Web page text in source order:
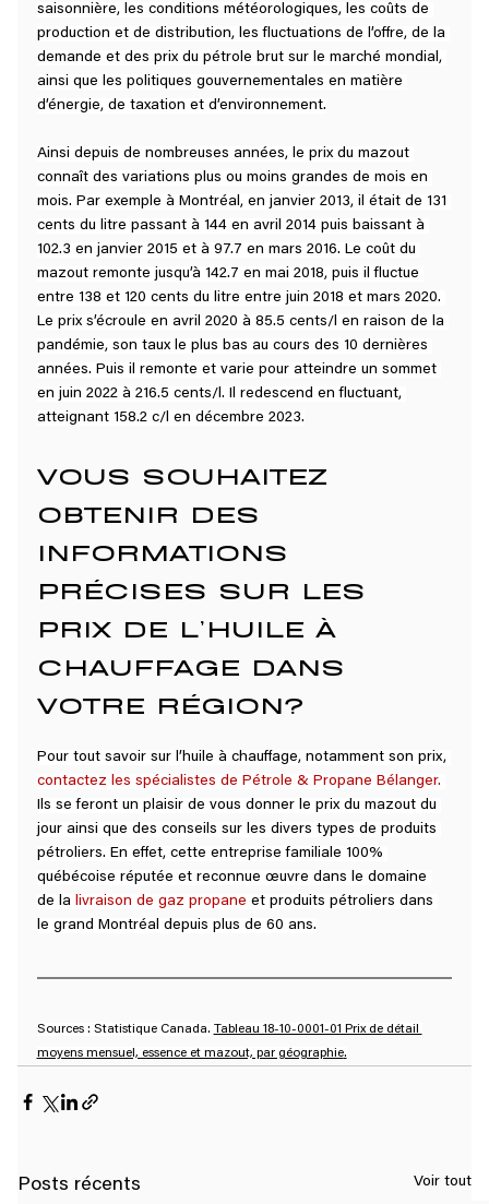
saisonnière, les conditions météorologiques, les coûts de
production et de distribution, les fluctuations de l’offre, de la
demande et des prix du pétrole brut sur le marché mondial,
ainsi que les politiques gouvernementales en matière
d’énergie, de taxation et d’environnement.
Ainsi depuis de nombreuses années, le prix du mazout
connaît des variations plus ou moins grandes de mois en
mois. Par exemple à Montréal, en janvier 2013, il était de 131
cents du litre passant à 144 en avril 2014 puis baissant à
102.3 en janvier 2015 et à 97.7 en mars 2016. Le coût du
mazout remonte jusqu’à 142.7 en mai 2018, puis il fluctue
entre 138 et 120 cents du litre entre juin 2018 et mars 2020.
Le prix s’écroule en avril 2020 à 85.5 cents/l en raison de la
pandémie, son taux le plus bas au cours des 10 dernières
années. Puis il remonte et varie pour atteindre un sommet
en juin 2022 à 216.5 cents/l. Il redescend en fluctuant,
atteignant 158.2 c/l en décembre 2023.
VOUS SOUHAITEZ
OBTENIR DES
INFORMATIONS
PRÉCISES SUR LES
PRIX DE L’HUILE À
CHAUFFAGE DANS
VOTRE RÉGION?
Pour tout savoir sur l’huile à chauffage, notamment son prix,
contactez les spécialistes de Pétrole & Propane Bélanger.
Ils se feront un plaisir de vous donner le prix du mazout du
jour ainsi que des conseils sur les divers types de produits
pétroliers. En effet, cette entreprise familiale 100%
québécoise réputée et reconnue œuvre dans le domaine
de la livraison de gaz propane et produits pétroliers dans
le grand Montréal depuis plus de 60 ans.
Sources : Statistique Canada. Tableau 18-10-0001-01 Prix de détail
moyens mensuel, essence et mazout, par géographie.
Posts récents Voir tout